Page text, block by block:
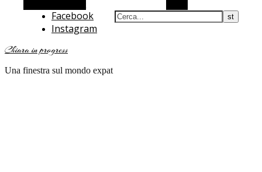
Facebook
Instagram
Chiara in progress
Una finestra sul mondo expat